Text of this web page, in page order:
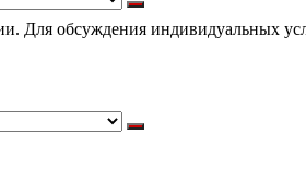
Для обсуждения индивидуальных